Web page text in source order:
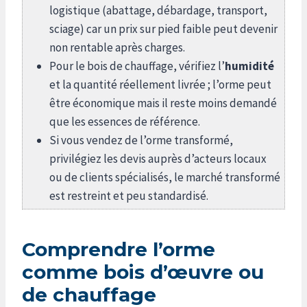
logistique (abattage, débardage, transport,
sciage) car un prix sur pied faible peut devenir
non rentable après charges.
Pour le bois de chauffage, vérifiez l’humidité
et la quantité réellement livrée ; l’orme peut
être économique mais il reste moins demandé
que les essences de référence.
Si vous vendez de l’orme transformé,
privilégiez les devis auprès d’acteurs locaux
ou de clients spécialisés, le marché transformé
est restreint et peu standardisé.
Comprendre l’orme
comme bois d’œuvre ou
de chauffage